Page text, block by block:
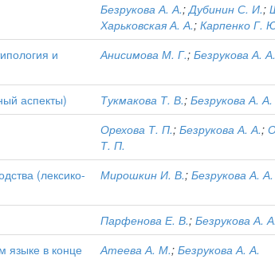
Безрукова А. А.;Дубинин С. И.;
Харьковская А. А.; Карпенко Г.
и
Анисимова М. Г.; Безрукова А. А.
аспекты) Тукмакова Т. В.; Безрукова А. А.
Орехова Т. П.; Безрукова А. А.;
Т. П.
(лексико-
Мирошкин И. В.; Безрукова А. А.
Парфенова Е. В.; Безрукова А. А.
языке в конце
Атеева А. М.; Безрукова А. А.